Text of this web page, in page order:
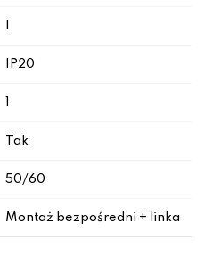
IP20
Tak
50/60
Montaż bezpośredni + linka